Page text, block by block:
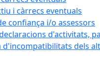
i càrrecs eventuals
confiança i/o assessors
d'activitats,
d'incompatibilitats dels